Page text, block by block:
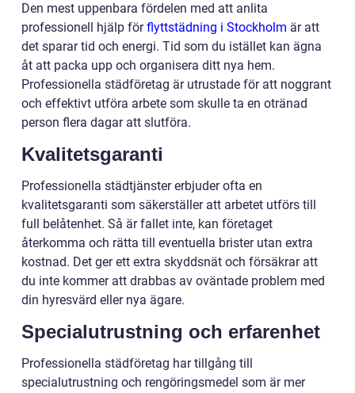
Den mest uppenbara fördelen med att anlita
professionell hjälp förflyttstädning i Stockholm är att
det sparar tid och energi. Tid som du istället kan ägna
åt att packa upp och organisera ditt nya hem.
Professionella städföretag är utrustade för att noggrant
och effektivt utföra arbete som skulle ta en otränad
person flera dagar att slutföra.
Kvalitetsgaranti
Professionella städtjänster erbjuder ofta en
kvalitetsgaranti som säkerställer att arbetet utförs till
full belåtenhet. Så är fallet inte, kan företaget
återkomma och rätta till eventuella brister utan extra
kostnad. Det ger ett extra skyddsnät och försäkrar att
du inte kommer att drabbas av oväntade problem med
din hyresvärd eller nya ägare.
Specialutrustning och erfarenhet
Professionella städföretag har tillgång till
specialutrustning och rengöringsmedel som är mer